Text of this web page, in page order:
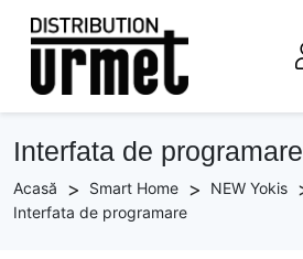
Interfata de programare
Acasă Smart Home
NEW Yokis
Interfata de programare